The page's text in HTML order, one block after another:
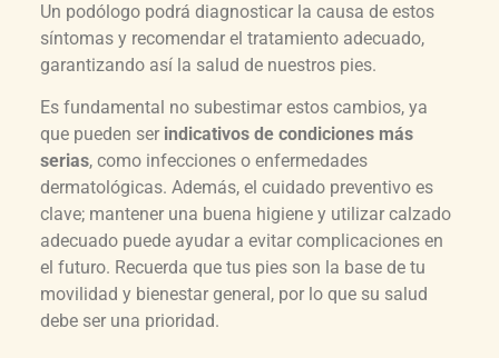
Un podólogo podrá diagnosticar la causa de estos
síntomas y recomendar el tratamiento adecuado,
garantizando así la salud de nuestros pies.
Es fundamental no subestimar estos cambios, ya
que pueden ser indicativos de condiciones más
serias, como infecciones o enfermedades
dermatológicas. Además, el cuidado preventivo es
clave; mantener una buena higiene y utilizar calzado
adecuado puede ayudar a evitar complicaciones en
el futuro. Recuerda que tus pies son la base de tu
movilidad y bienestar general, por lo que su salud
debe ser una prioridad.